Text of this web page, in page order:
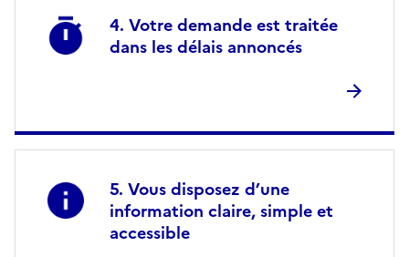
Votre demande est traitée
dans les délais annoncés
Vous disposez d’une
information claire, simple et
accessible